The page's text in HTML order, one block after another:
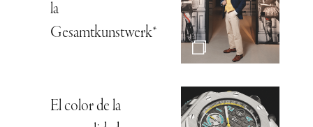
la
Gesamtkunstwerk*
El color de la